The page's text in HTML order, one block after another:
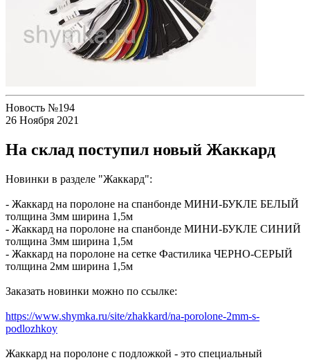
Новость №194
26 Ноября 2021
На склад поступил новый Жаккард
Новинки в разделе "Жаккард":
- Жаккард на поролоне на спанбонде МИНИ-БУКЛЕ БЕЛЫЙ
толщина 3мм ширина 1,5м
- Жаккард на поролоне на спанбонде МИНИ-БУКЛЕ СИНИЙ
толщина 3мм ширина 1,5м
- Жаккард на поролоне на сетке Фастилика ЧЕРНО-СЕРЫЙ
толщина 2мм ширина 1,5м
Заказать новинки можно по ссылке:
https://www.shymka.ru/site/zhakkard/na-porolone-2mm-s-
podlozhkoy
Жаккард на поролоне с подложкой - это специальный